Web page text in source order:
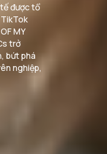
được tổ
MY
trở
bứt phá
nghiệp,